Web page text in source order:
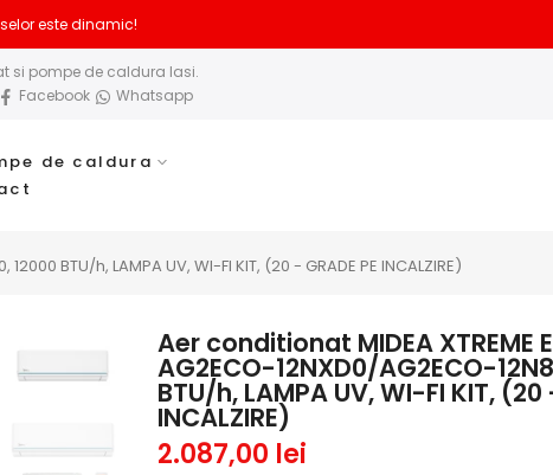
este dinamic!
si pompe de caldura Iasi.
Facebook Whatsapp
de caldura
BTU/h, LAMPA UV, WI-FI KIT, (20 - GRADE PE INCALZIRE)
Aer conditionat MIDEA XTREME
AG2ECO-12NXD0/AG2ECO-
BTU/h, LAMPA UV, WI-FI KIT, (20
INCALZIRE)
2.087,00 lei